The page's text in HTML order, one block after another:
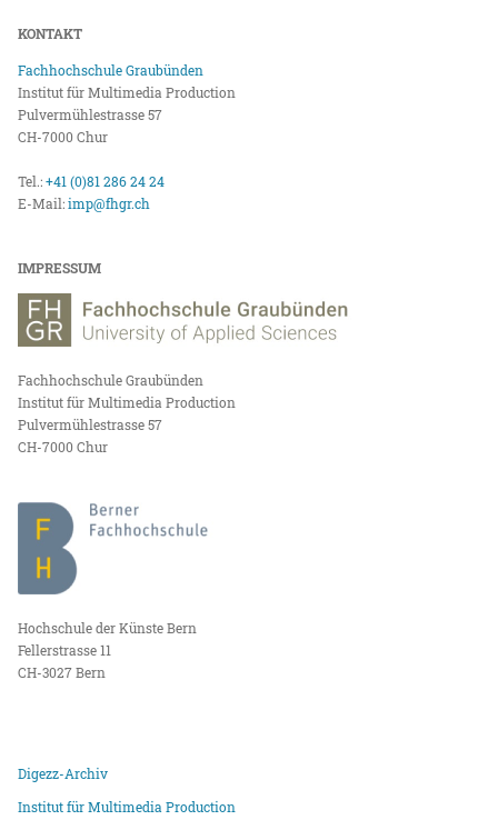
KONTAKT
Fachhochschule Graubünden
Institut für Multimedia Production
Pulvermühlestrasse 57
CH-7000 Chur
Tel.:+41 (0)81 286 24 24
E-Mail:imp@fhgr.ch
IMPRESSUM
Fachhochschule Graubünden
Institut für Multimedia Production
Pulvermühlestrasse 57
CH-7000 Chur
Hochschule der Künste Bern
Fellerstrasse 11
CH-3027 Bern
Digezz-Archiv
Institut für Multimedia Production